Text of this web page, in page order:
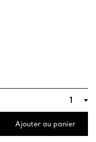
Ajouter au panier